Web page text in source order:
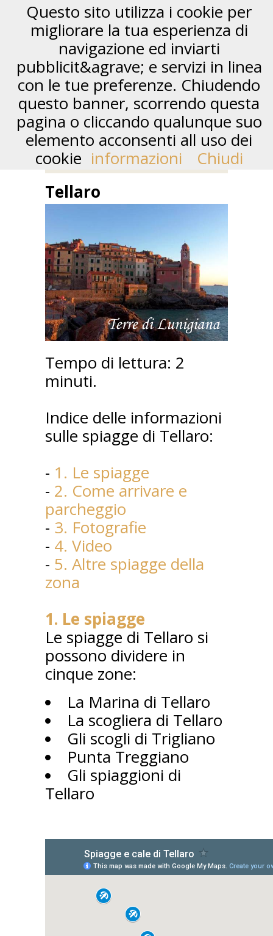
LE SPIAGGE DI TELLARO
Tellaro
Tempo di lettura: 2
minuti.
Indice delle informazioni
sulle spiagge di Tellaro:
- 1. Le spiagge
- 2. Come arrivare e
parcheggio
- 3. Fotografie
- 4. Video
- 5. Altre spiagge della
zona
1. Le spiagge
Le spiagge di Tellaro si
possono dividere in
cinque zone:
La Marina di Tellaro
La scogliera di Tellaro
Gli scogli di Trigliano
Punta Treggiano
Gli spiaggioni di
Tellaro
Questo sito utilizza i cookie per
migliorare la tua esperienza di
navigazione ed inviarti
pubblicit&agrave; e servizi in linea
con le tue preferenze. Chiudendo
questo banner, scorrendo questa
pagina o cliccando qualunque suo
elemento acconsenti all uso dei
cookie informazioni Chiudi